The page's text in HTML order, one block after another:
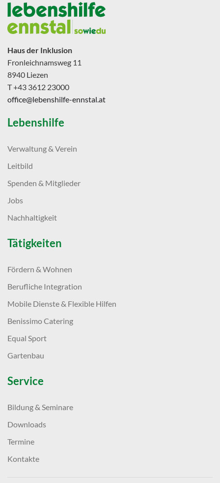
Haus der Inklusion
Fronleichnamsweg 11
8940 Liezen
T +43 3612 23000
office@lebenshilfe-ennstal.at
Lebenshilfe
Verwaltung & Verein
Leitbild
Spenden & Mitglieder
Jobs
Nachhaltigkeit
Tätigkeiten
Fördern & Wohnen
Berufliche Integration
Mobile Dienste & Flexible Hilfen
Benissimo Catering
Equal Sport
Gartenbau
Service
Bildung & Seminare
Downloads
Termine
Kontakte